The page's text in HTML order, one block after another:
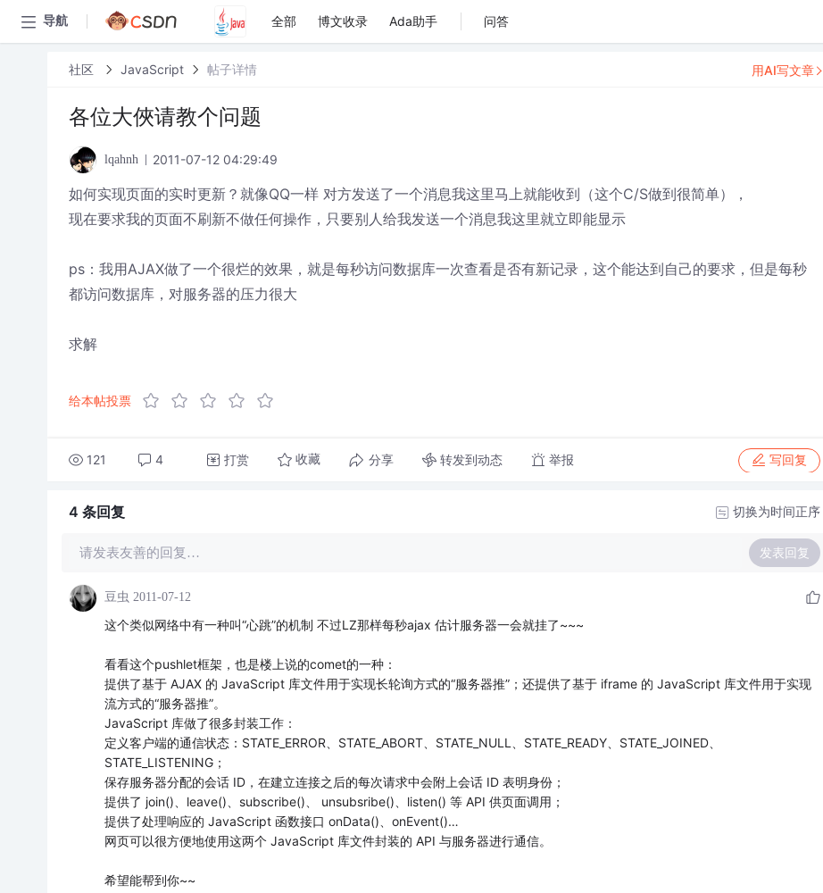
导航 全部 博文收录 Ada助手 问答
社区 JavaScript 帖子详情
各位大俠请教个问题
lqahnh 2011-07-12 04:29:49
如何实现页面的实时更新？就像QQ一样 对方发送了一个消息我这里马上就能收到（这个C/S做到很简单），
现在要求我的页面不刷新不做任何操作，只要别人给我发送一个消息我这里就立即能显示
ps：我用AJAX做了一个很烂的效果，就是每秒访问数据库一次查看是否有新记录，这个能达到自己的要求，但是每秒
都访问数据库，对服务器的压力很大
求解
给本帖投票
121 4 打赏 收藏 分享 转发到动态 举报 写回复
用AI写文章
4 条回复 切换为时间正序
请发表友善的回复… 发表回复
豆虫 2011-07-12
这个类似网络中有一种叫“心跳”的机制 不过LZ那样每秒ajax 估计服务器一会就挂了~~~
看看这个pushlet框架，也是楼上说的comet的一种：
提供了基于 AJAX 的 JavaScript 库文件用于实现长轮询方式的“服务器推”；还提供了基于 iframe 的 JavaScript 库文件用于实现
流方式的“服务器推”。
JavaScript 库做了很多封装工作：
定义客户端的通信状态：STATE_ERROR、STATE_ABORT、STATE_NULL、STATE_READY、STATE_JOINED、
STATE_LISTENING；
保存服务器分配的会话 ID，在建立连接之后的每次请求中会附上会话 ID 表明身份；
提供了 join()、leave()、subscribe()、 unsubsribe()、listen() 等 API 供页面调用；
提供了处理响应的 JavaScript 函数接口 onData()、onEvent()…
网页可以很方便地使用这两个 JavaScript 库文件封装的 API 与服务器进行通信。
希望能帮到你~~